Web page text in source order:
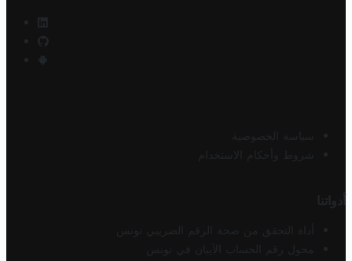
سياسة الخصوصية
شروط وأحكام الاستخدام
أدواتنا
أداة التحقق من صحة الرقم الضريبي تونس
محول رقم الحساب الآيبان في تونس